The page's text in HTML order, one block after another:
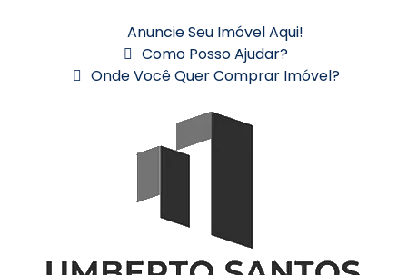
Anuncie Seu Imóvel Aqui!
Como Posso Ajudar?
Onde Você Quer Comprar Imóvel?